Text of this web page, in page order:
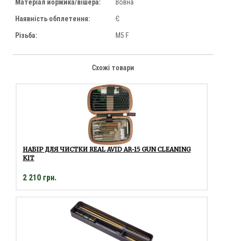
Матеріал йоржика/вішера: Вовна
Наявність обплетення: Є
Різьба: M5 F
Схожі товари
НАБІР ДЛЯ ЧИСТКИ REAL AVID AR-15 GUN CLEANING
KIT
2 210 грн.